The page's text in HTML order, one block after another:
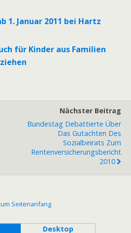
1. Januar 2011 bei Hartz
für Kinder aus Familien
Nächster Beitrag
Bundestag Debattierte Über
Das Gutachten Des
Sozialbeirats Zum
Rentenversicherungsbericht
2010
Seitenanfang
Desktop